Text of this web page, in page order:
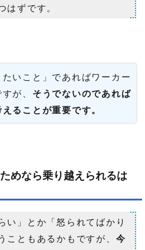
はずです。
たいこと」であればワーカー
が、 そうでないのであれば
ることが重要です。
めなら乗り越えられるは
い」とか「怒られてばかり
こともあるかもですが、 今